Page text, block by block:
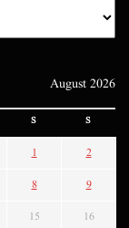
August 2026
S S
1 2
8 9
15 16